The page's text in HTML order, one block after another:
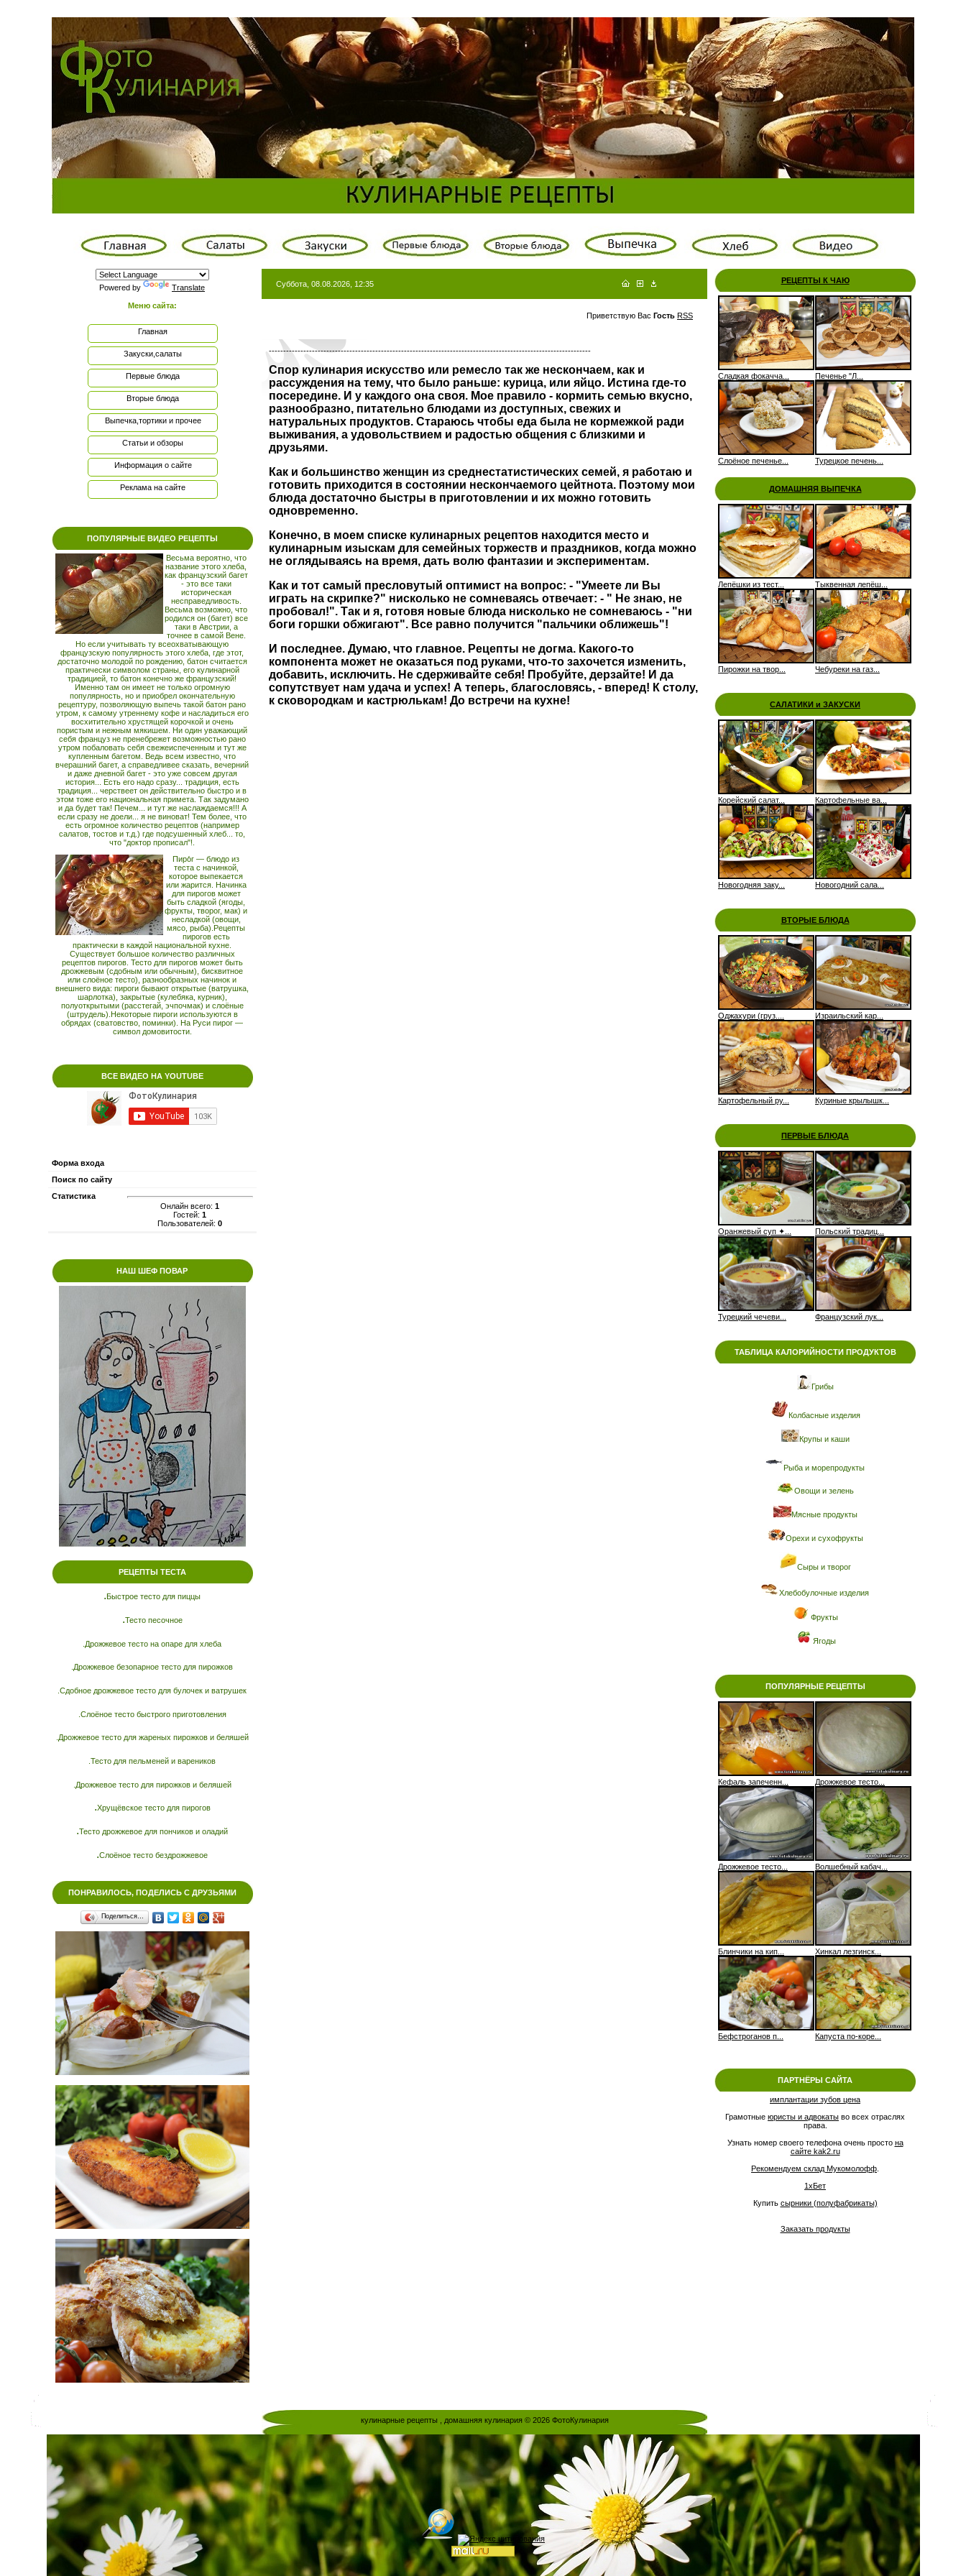
Powered by Translate
Меню сайта:
Главная
Закуски,салаты
Первые блюда
Вторые блюда
Выпечка,тортики и прочее
Статьи и обзоры
Информация о сайте
Реклама на сайте
ПОПУЛЯРНЫЕ ВИДЕО РЕЦЕПТЫ
Весьма вероятно, что
название этого хлеба,
как французский багет
- это все таки
историческая
несправедливость.
Весьма возможно, что
родился он (багет) все
таки в Австрии, а
точнее в самой Вене.
Но если учитывать ту всеохватывающую
французскую популярность этого хлеба, где этот,
достаточно молодой по рождению, батон считается
практически символом страны, его кулинарной
традицией, то батон конечно же французский!
Именно там он имеет не только огромную
популярность, но и приобрел окончательную
рецептуру, позволяющую выпечь такой батон рано
утром, к самому утреннему кофе и насладиться его
восхитительно хрустящей корочкой и очень
пористым и нежным мякишем. Ни один уважающий
себя француз не пренебрежет возможностью рано
утром побаловать себя свежеиспеченным и тут же
купленным багетом. Ведь всем известно, что
вчерашний багет, а справедливее сказать, вечерний
и даже дневной багет - это уже совсем другая
история... Есть его надо сразу... традиция, есть
традиция... черствеет он действительно быстро и в
этом тоже его национальная примета. Так задумано
и да будет так! Печем... и тут же наслаждаемся!!! А
если сразу не доели... я не виноват! Тем более, что
есть огромное количество рецептов (например
салатов, тостов и т.д.) где подсушенный хлеб... то,
что "доктор прописал"!.
Пиро́г — блюдо из
теста с начинкой,
которое выпекается
или жарится. Начинка
для пирогов может
быть сладкой (ягоды,
фрукты, творог, мак) и
несладкой (овощи,
мясо, рыба).Рецепты
пирогов есть
практически в каждой национальной кухне.
Существует большое количество различных
рецептов пирогов. Тесто для пирогов может быть
дрожжевым (сдобным или обычным), бисквитное
или слоёное тесто), разнообразных начинок и
внешнего вида: пироги бывают открытые (ватрушка,
шарлотка), закрытые (кулебяка, курник),
полуоткрытыми (расстегай, эчпочмак) и слоёные
(штрудель).Некоторые пироги используются в
обрядах (сватовство, поминки). На Руси пирог —
символ домовитости.
ВСЕ ВИДЕО НА YOUTUBE
Форма входа
Поиск по сайту
Статистика
Онлайн всего: 1
Гостей: 1
Пользователей: 0
НАШ ШЕФ ПОВАР
РЕЦЕПТЫ ТЕСТА
. Быстрое тесто для пиццы
.Тесто песочное
.Дрожжевое тесто на опаре для хлеба
.Дрожжевое безопарное тесто для пирожков
.Сдобное дрожжевое тесто для булочек и ватрушек
.Слоёное тесто быстрого приготовления
.Дрожжевое тесто для жареных пирожков и беляшей
.Тесто для пельменей и вареников
.Дрожжевое тесто для пирожков и беляшей
.Хрущёвское тесто для пирогов
.Тесто дрожжевое для пончиков и оладий
.Слоёное тесто бездрожжевое
ПОНРАВИЛОСЬ, ПОДЕЛИСЬ С ДРУЗЬЯМИ
Поделиться…
Суббота, 08.08.2026, 12:35
Приветствую Вас Гость RSS
----------------------------------------------------------------------------------------------------------------
Спор кулинария искусство или ремесло так же нескончаем, как и
рассуждения на тему, что было раньше: курица, или яйцо. Истина где-то
посередине. И у каждого она своя. Мое правило - кормить семью вкусно,
разнообразно, питательно блюдами из доступных, свежих и
натуральных продуктов. Стараюсь чтобы еда была не кормежкой ради
выживания, а удовольствием и радостью общения с близкими и
друзьями.
Как и большинство женщин из среднестатистических семей, я работаю и
готовить приходится в состоянии нескончаемого цейтнота. Поэтому мои
блюда достаточно быстры в приготовлении и их можно готовить
одновременно.
Конечно, в моем списке кулинарных рецептов находится место и
кулинарным изыскам для семейных торжеств и праздников, когда можно
не оглядываясь на время, дать волю фантазии и экспериментам.
Как и тот самый пресловутый оптимист на вопрос: - "Умеете ли Вы
играть на скрипке?" нисколько не сомневаясь отвечает: - " Не знаю, не
пробовал!". Так и я, готовя новые блюда нисколько не сомневаюсь - "ни
боги горшки обжигают". Все равно получится "пальчики оближешь"!
И последнее. Думаю, что главное. Рецепты не догма. Какого-то
компонента может не оказаться под руками, что-то захочется изменить,
добавить, исключить. Не сдерживайте себя! Пробуйте, дерзайте! И да
сопутствует нам удача и успех! А теперь, благословясь, - вперед! К столу,
к сковородкам и кастрюлькам! До встречи на кухне!
РЕЦЕПТЫ К ЧАЮ
Сладкая фокачча... Печенье "Л...
Слоёное печенье... Турецкое печень...
ДОМАШНЯЯ ВЫПЕЧКА
Лепёшки из тест... Тыквенная лепёш...
Пирожки на твор... Чебуреки на газ...
САЛАТИКИ и ЗАКУСКИ
Корейский салат... Картофельные ва...
Новогодняя заку... Новогодний сала...
ВТОРЫЕ БЛЮДА
Оджахури (груз.... Израильский кар...
Картофельный ру... Куриные крылышк...
ПЕРВЫЕ БЛЮДА
Оранжевый суп ✦... Польский традиц...
Турецкий чечеви... Французский лук...
ТАБЛИЦА КАЛОРИЙНОСТИ ПРОДУКТОВ
Грибы
Колбасные изделия
Крупы и каши
Рыба и морепродукты
Овощи и зелень
Мясные продукты
Орехи и сухофрукты
Сыры и творог
Хлебобулочные изделия
Фрукты
Ягоды
ПОПУЛЯРНЫЕ РЕЦЕПТЫ
Кефаль запеченн... Дрожжевое тесто...
Дрожжевое тесто... Волшебный кабач...
Блинчики на кип... Хинкал лезгинск...
Бефстроганов п... Капуста по-коре...
ПАРТНЁРЫ САЙТА
имплантации зубов цена
Грамотные юристы и адвокаты во всех отраслях
права.
Узнать номер своего телефона очень просто на
сайте kak2.ru
Рекомендуем склад Мукомолофф
1xБет
Купить сырники (полуфабрикаты)
Заказать продукты
кулинарные рецепты , домашняя кулинария © 2026 ФотоКулинария